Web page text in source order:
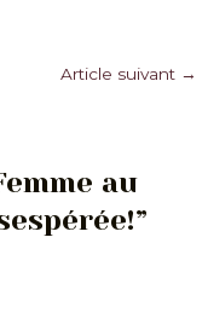
Article suivant →
au